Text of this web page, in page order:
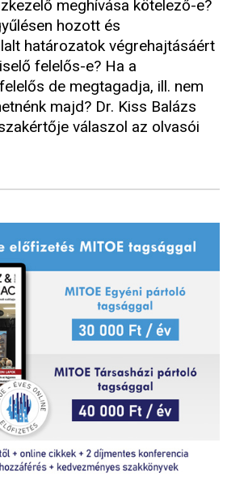
meghívása kötelező-e?
hozott és
határozatok végrehajtásáért
felelős-e? Ha a
de megtagadja, ill. nem
majd? Dr. Kiss Balázs
válaszol az olvasói